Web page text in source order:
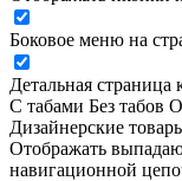
Боковое меню на
Детальная страница
С табами Без табов
Дизайнерские
Отображать
навигационной